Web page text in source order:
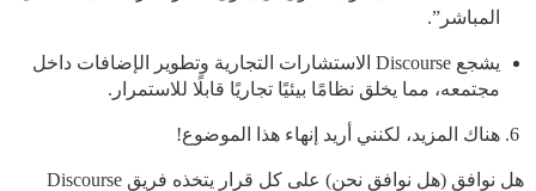
المباشر”.
يشجع Discourse الاستشارات التجارية وتطوير الإضافات داخل
مجتمعه، مما يخلق نظامًا بيئيًا تجاريًا قابلًا للاستمرار.
هناك المزيد، لكنني أريد إنهاء هذا الموضوع!
هل نوافق (هل نوافق نحن) على كل قرار يتخذه فريق Discourse